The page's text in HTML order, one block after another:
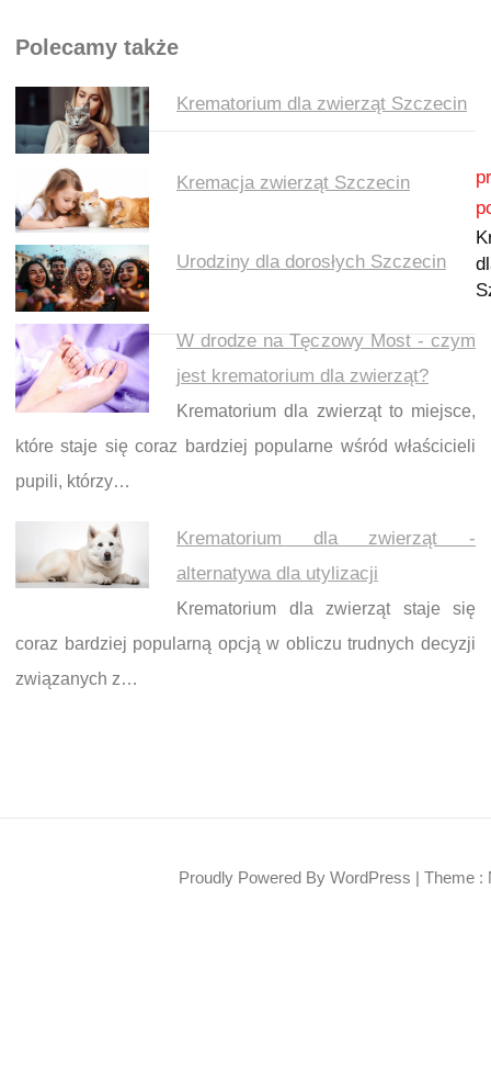
Polecamy także
Krematorium dla zwierząt Szczecin
Kremacja zwierząt Szczecin
Urodziny dla dorosłych Szczecin
W drodze na Tęczowy Most - czym
jest krematorium dla zwierząt?
Krematorium dla zwierząt to miejsce,
które staje się coraz bardziej popularne wśród właścicieli
pupili, którzy…
Krematorium dla zwierząt -
alternatywa dla utylizacji
Krematorium dla zwierząt staje się
coraz bardziej popularną opcją w obliczu trudnych decyzji
związanych z…
Nawigacja wpisu
Proudly Powered By WordPress | Theme :